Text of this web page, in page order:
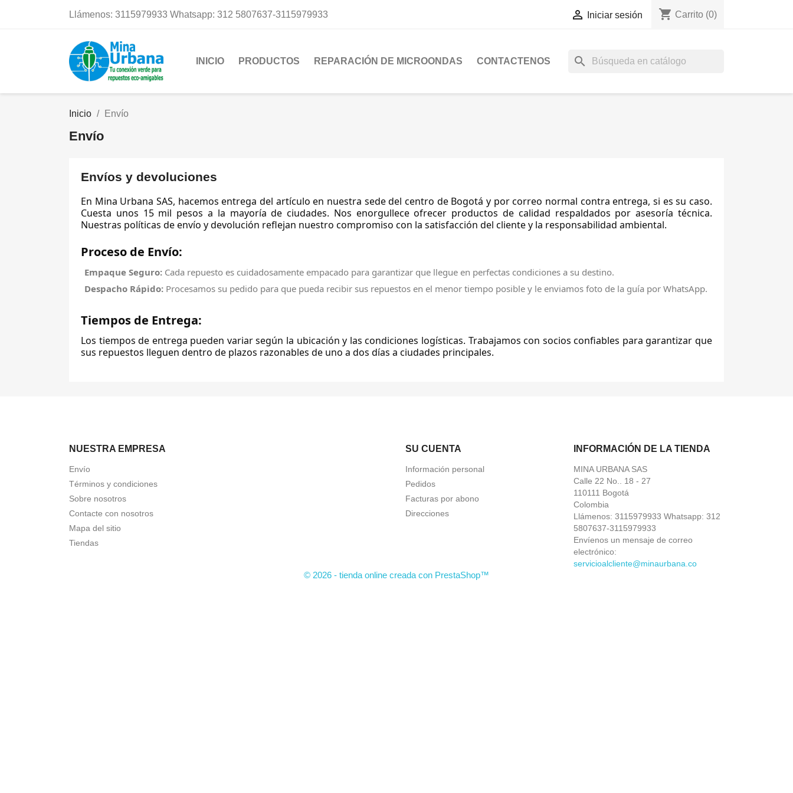
Llámenos: 3115979933 Whatsapp: 312 5807637-3115979933  Iniciar sesión shopping_cart Carrito (0)
INICIO PRODUCTOS REPARACIÓN DE MICROONDAS CONTACTENOS search
Inicio Envío
Envío
Envíos y devoluciones
En Mina Urbana SAS, hacemos entrega del artículo en nuestra sede del centro de Bogotá y por correo normal contra entrega, si es su caso.
Cuesta unos 15 mil pesos a la mayoría de ciudades. Nos enorgullece ofrecer productos de calidad respaldados por asesoría técnica.
Nuestras políticas de envío y devolución reflejan nuestro compromiso con la satisfacción del cliente y la responsabilidad ambiental.
Proceso de Envío:
Empaque Seguro: Cada repuesto es cuidadosamente empacado para garantizar que llegue en perfectas condiciones a su destino.
Despacho Rápido: Procesamos su pedido para que pueda recibir sus repuestos en el menor tiempo posible y le enviamos foto de la guía por WhatsApp.
Tiempos de Entrega:
Los tiempos de entrega pueden variar según la ubicación y las condiciones logísticas. Trabajamos con socios confiables para garantizar que
sus repuestos lleguen dentro de plazos razonables de uno a dos días a ciudades principales.
NUESTRA EMPRESA
Envío
Términos y condiciones
Sobre nosotros
Contacte con nosotros
Mapa del sitio
Tiendas
SU CUENTA
Información personal
Pedidos
Facturas por abono
Direcciones
INFORMACIÓN DE LA TIENDA
MINA URBANA SAS
Calle 22 No.. 18 - 27
110111 Bogotá
Colombia
Llámenos: 3115979933 Whatsapp: 312
5807637-3115979933
Envíenos un mensaje de correo
electrónico:
servicioalcliente@minaurbana.co
© 2026 - tienda online creada con PrestaShop™